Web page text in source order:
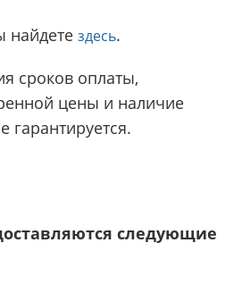
найдете здесь.
сроков оплаты,
цены и наличие
гарантируется.
следующие